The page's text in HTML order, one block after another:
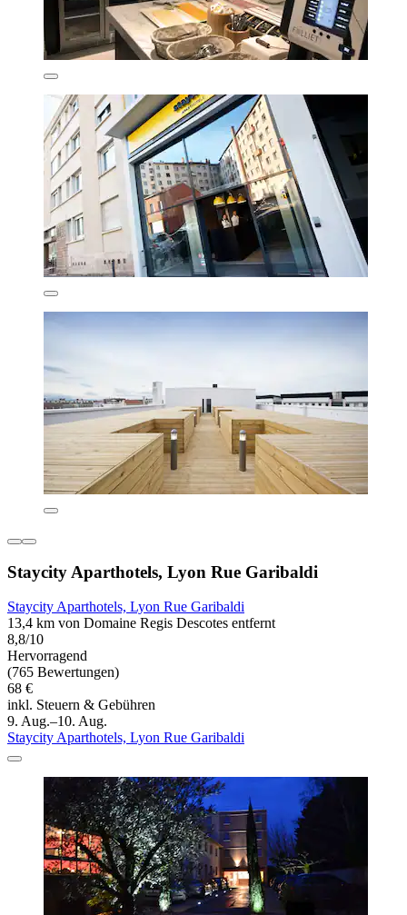
Staycity Aparthotels, Lyon Rue Garibaldi
Staycity Aparthotels, Lyon Rue Garibaldi
13,4 km von Domaine Regis Descotes entfernt
8,8/10
Hervorragend
(765 Bewertungen)
68 €
inkl. Steuern & Gebühren
9. Aug.–10. Aug.
Staycity Aparthotels, Lyon Rue Garibaldi